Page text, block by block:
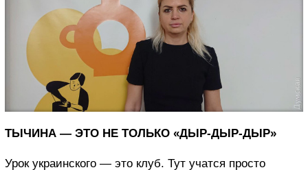
ТЫЧИНА — ЭТО НЕ ТОЛЬКО «ДЫР-ДЫР-ДЫР»
Урок украинского — это клуб. Тут учатся просто